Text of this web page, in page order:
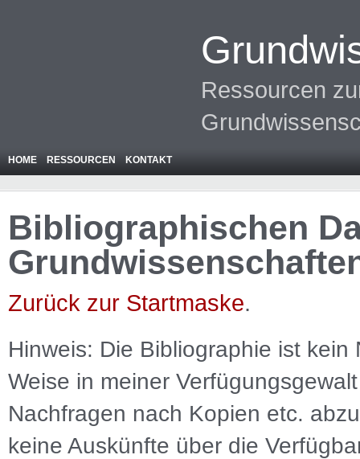
Ressourcen
HOME RESSOURCEN KONTAKT
Bibliographischen
Zurück zur Startmaske.
Hinweis: Die Bibliographie ist kein
Weise in meiner
Nachfragen nach Kopien etc.
keine Auskünfte über die